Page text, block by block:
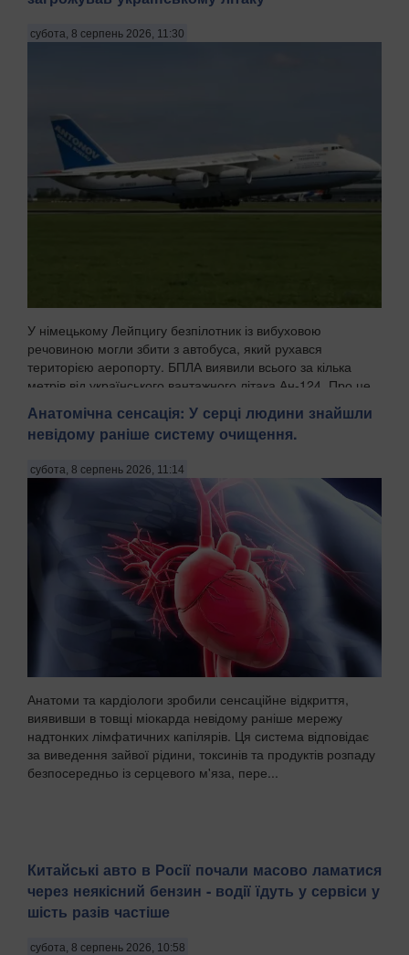
субота, 8 серпень 2026, 11:30
У німецькому Лейпцигу безпілотник із вибуховою
речовиною могли збити з автобуса, який рухався
територією аеропорту. БПЛА виявили всього за кілька
метрів від українського вантажного літака Ан-124. Про це
пише WELT із посиланням на німецькі органи безпек...
Анатомічна сенсація: У серці людини знайшли
невідому раніше систему очищення.
субота, 8 серпень 2026, 11:14
Анатоми та кардіологи зробили сенсаційне відкриття,
виявивши в товщі міокарда невідому раніше мережу
надтонких лімфатичних капілярів. Ця система відповідає
за виведення зайвої рідини, токсинів та продуктів розпаду
безпосередньо із серцевого м'яза, пере...
Китайські авто в Росії почали масово ламатися
через неякісний бензин - водії їдуть у сервіси у
шість разів частіше
субота, 8 серпень 2026, 10:58